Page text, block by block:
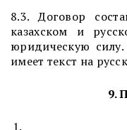
8.3. Договор
казахском и
юридическую
имеет текст на
9.